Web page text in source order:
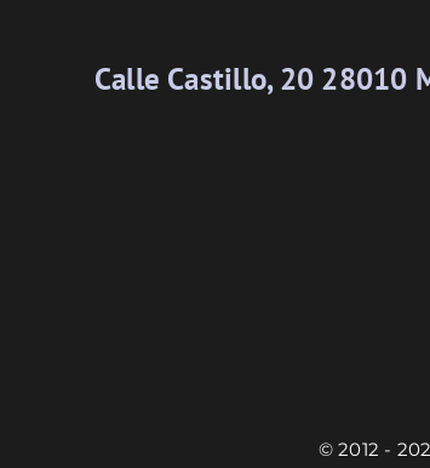
Calle Castillo, 20 28010
© 2012 -